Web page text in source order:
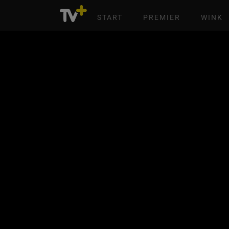
START PREMIER WINK